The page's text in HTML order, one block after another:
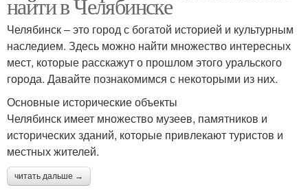
Челябинск – это город с богатой историей и культурным
наследием. Здесь можно найти множество интересных
мест, которые расскажут о прошлом этого уральского
города. Давайте познакомимся с некоторыми из них.
Основные исторические объекты
Челябинск имеет множество музеев, памятников и
исторических зданий, которые привлекают туристов и
местных жителей.
читать дальше →